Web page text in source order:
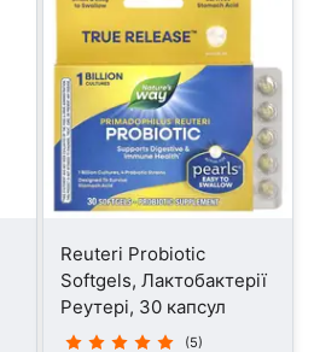
Reuteri Probiotic
Softgels, Лактобактерії
Реутері, 30 капсул
(5)